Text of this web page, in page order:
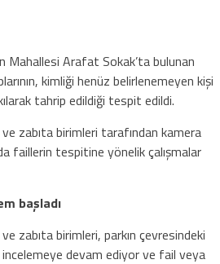
Mahallesi Arafat Sokak’ta bulunan
kimliği henüz belirlenemeyen kişi
tahrip edildiği tespit edildi.
zabıta birimleri tarafından kamera
faillerin tespitine yönelik çalışmalar
başladı
zabıta birimleri, parkın çevresindeki
incelemeye devam ediyor ve fail veya